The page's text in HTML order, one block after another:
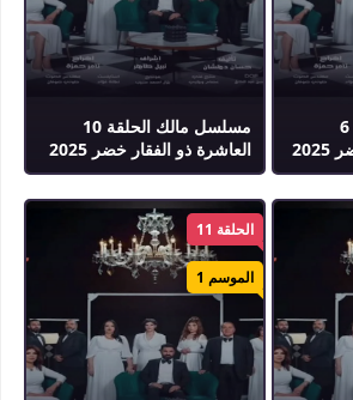
مسلسل مالك الحلقة 6
مسلسل مالك الحلقة 10
العاشرة ذو الفقار خضر 2025
الحلقة 11
الموسم 1